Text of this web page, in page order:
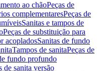
ao chãoPeças de
complementaresPeças de
Sanitas e tampos de
Peças de substituição para
acopladosSanitas de fundo
Tampos de sanitaPeças de
fundo profundo
de sanita versão